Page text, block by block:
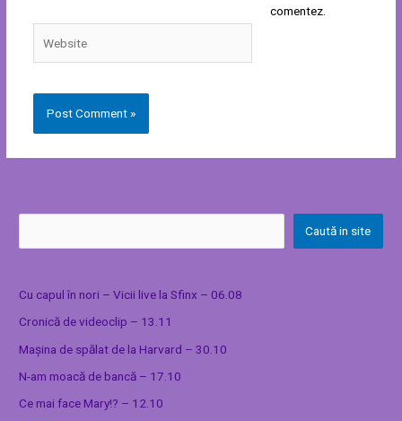
comentez.
Caută in site
Cu capul în nori – Vicii live la Sfinx – 06.08
Cronică de videoclip – 13.11
Mașina de spălat de la Harvard – 30.10
N-am moacă de bancă – 17.10
Ce mai face Mary!? – 12.10